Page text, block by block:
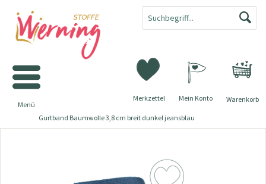
Warenkorb
Merkzettel Mein Konto
Menü
Gurtband Baumwolle 3,8 cm breit dunkel jeansblau